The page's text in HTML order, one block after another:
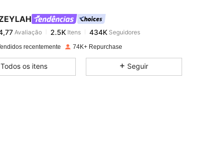
Avaliação 2.5KItens 434K
c***8pago1 dia atrás
recentemente 74K+ Repurchase
Todos os itens Seguir